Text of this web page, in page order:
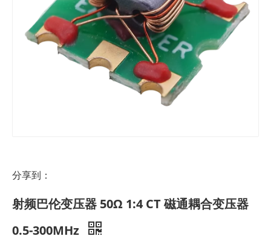
分享到：
射频巴伦变压器 50Ω 1:4 CT 磁通耦合变压器
0.5-300MHz